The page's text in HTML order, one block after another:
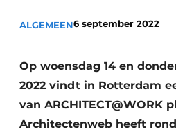
ALGEMEEN6 september 2022
Op woensdag 14 en
2022 vindt in Rotterdam
van ARCHITECT@WORK
Architectenweb heeft